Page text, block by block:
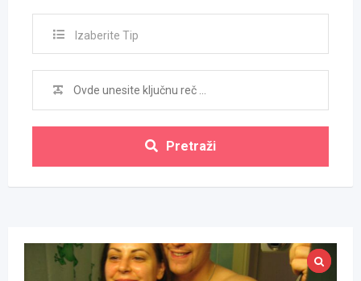
Izaberite Tip
Pretraži